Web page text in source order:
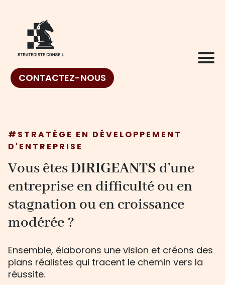
CONTACTEZ-NOUS
#STRATÈGE EN DÉVELOPPEMENT
D'ENTREPRISE
Vous êtesDIRIGEANTS d'une
entreprise en difficulté ou en
stagnation ou en croissance
modérée ?
Ensemble, élaborons une vision et créons des
plans réalistes qui tracent le chemin vers la
réussite.